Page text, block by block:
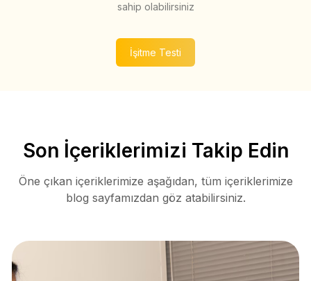
sahip olabilirsiniz
İşitme Testi
Son İçeriklerimizi Takip Edin
Öne çıkan içeriklerimize aşağıdan, tüm içeriklerimize
blog sayfamızdan göz atabilirsiniz.